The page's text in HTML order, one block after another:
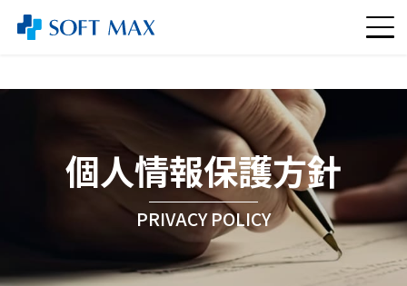
個人情報保護方針
PRIVACY POLICY